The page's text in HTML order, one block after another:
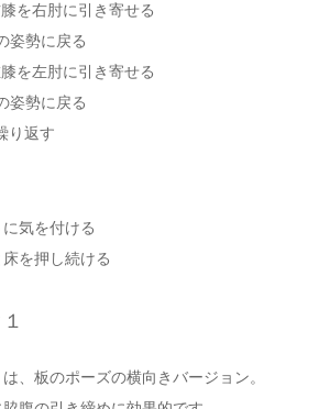
を右肘に引き寄せる
姿勢に戻る
を左肘に引き寄せる
姿勢に戻る
り返す
気を付ける
を押し続ける
は、板のポーズの横向きバージョン。